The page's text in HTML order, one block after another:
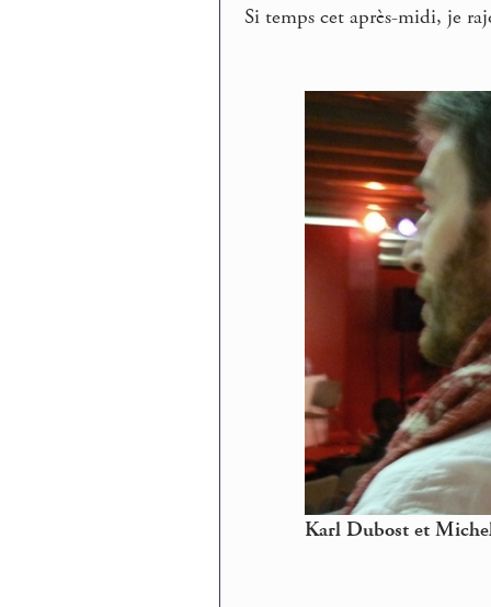
Si temps cet après-midi, je
Karl Dubost et